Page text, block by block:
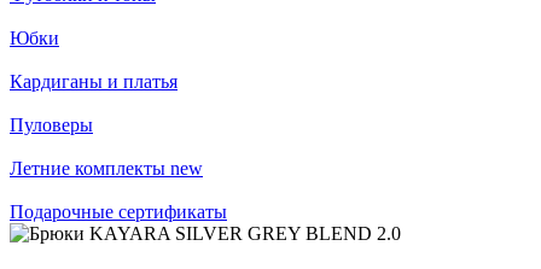
Юбки
Кардиганы и платья
Пуловеры
Летние комплекты new
Подарочные сертификаты